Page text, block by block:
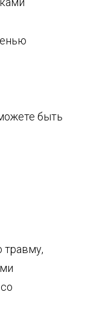
быть
травму,